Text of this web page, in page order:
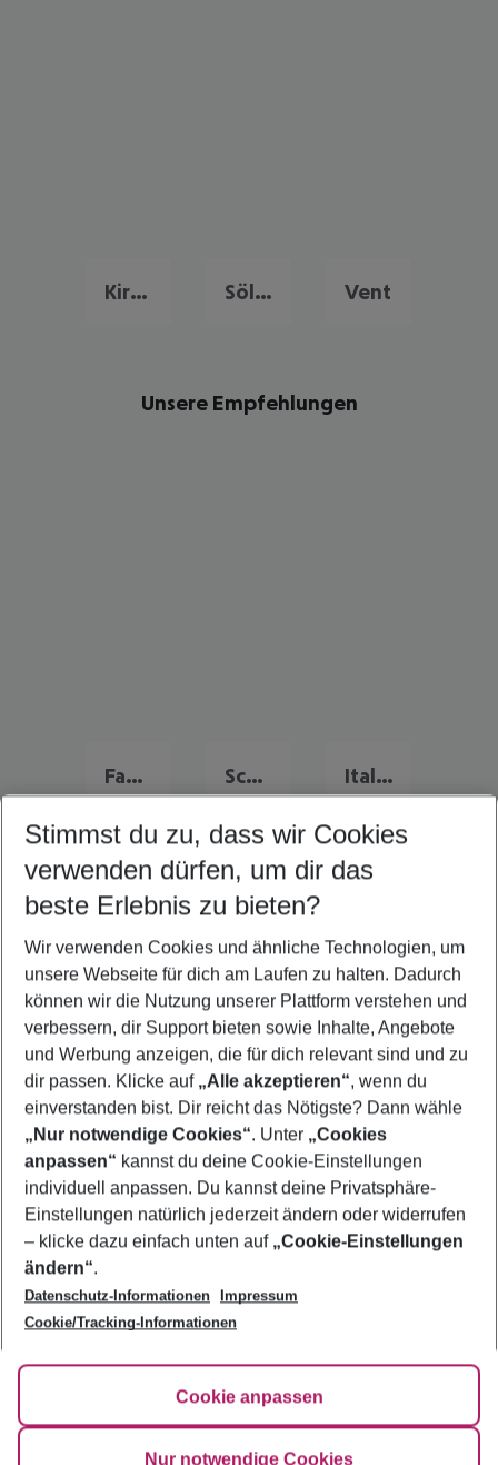
Kirchberg Sölden Vent
Unsere Empfehlungen
Familienurlaub Deutschland Schweiz Familienurlaub Italien Familienurlaub
Quicklinks
Flug & Hotel Kitzbühel
Frübucher Angebote Kitzbühel für 2026
Last Minute Kitzbühel
Urlaub Kitzbühel
Footer
Footer navigation
Über uns
AGB
Bestpreisgarantie
Cookie-Einstellungen ändern
Cookie-Richtlinie
Impressum
Agenturbetreuung
Barrierefreies Reisen
HanseMerkur Reiseversicherung
Hilfe & Kontakt
Folge uns
Stimmst du zu, dass wir Cookies
verwenden dürfen, um dir das
beste Erlebnis zu bieten?
Wir verwenden Cookies und ähnliche Technologien, um
unsere Webseite für dich am Laufen zu halten. Dadurch
können wir die Nutzung unserer Plattform verstehen und
verbessern, dir Support bieten sowie Inhalte, Angebote
und Werbung anzeigen, die für dich relevant sind und zu
dir passen. Klicke auf „Alle akzeptieren“, wenn du
einverstanden bist. Dir reicht das Nötigste? Dann wähle
„Nur notwendige Cookies“. Unter „Cookies
anpassen“ kannst du deine Cookie-Einstellungen
individuell anpassen. Du kannst deine Privatsphäre-
Einstellungen natürlich jederzeit ändern oder widerrufen
– klicke dazu einfach unten auf „Cookie-Einstellungen
ändern“.
Datenschutz-Informationen
Impressum
Cookie/Tracking-Informationen
Cookie anpassen
Nur notwendige Cookies